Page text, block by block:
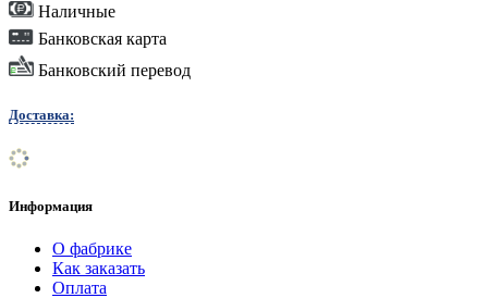
Наличные
Банковская карта
Банковский перевод
Доставка:
Информация
О фабрике
Как заказать
Оплата